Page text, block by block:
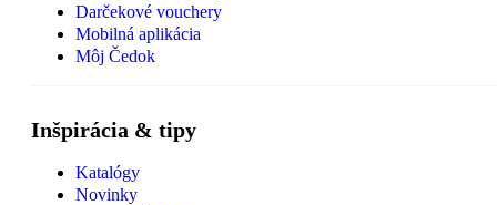
Darčekové vouchery
Mobilná aplikácia
Môj Čedok
Inšpirácia & tipy
Katalógy
Novinky